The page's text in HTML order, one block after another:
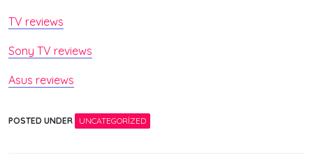
TV reviews
Sony TV reviews
Asus reviews
POSTED UNDER UNCATEGORIZED